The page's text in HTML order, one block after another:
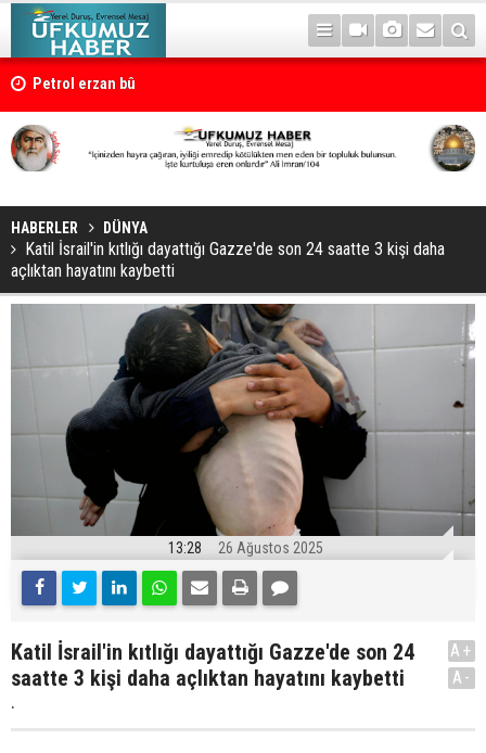
Petrol erzan bû
HABERLER DÜNYA
Katil İsrail'in kıtlığı dayattığı Gazze'de son 24 saatte 3 kişi daha
açlıktan hayatını kaybetti
13:28 26 Ağustos 2025
Katil İsrail'in kıtlığı dayattığı Gazze'de son 24
saatte 3 kişi daha açlıktan hayatını kaybetti
.
A+
A-